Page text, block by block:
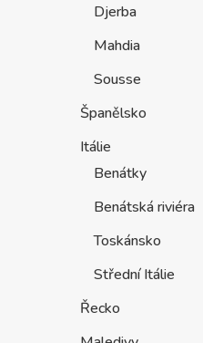
Djerba
Mahdia
Sousse
Španělsko
Itálie
Benátky
Benátská riviéra
Toskánsko
Střední Itálie
Řecko